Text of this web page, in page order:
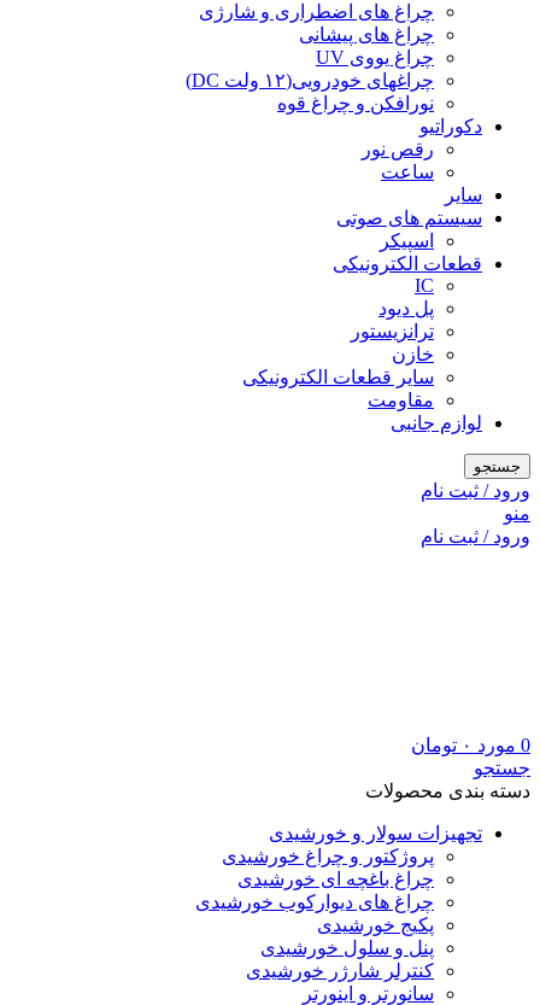
چراغ های اضطراری و شارژی
چراغ های پیشانی
چراغ یووی UV
چراغهای خودرویی(۱۲ ولت DC)
نورافکن و چراغ قوه
دکوراتیو
رقص نور
ساعت
سایر
سیستم های صوتی
اسپیکر
قطعات الکترونیکی
IC
پل دیود
ترانزیستور
خازن
سایر قطعات الکترونیکی
مقاومت
لوازم جانبی
جستجو
ورود / ثبت نام
منو
ورود / ثبت نام
0 مورد ۰ تومان
جستجو
دسته بندی محصولات
تجهیزات سولار و خورشیدی
پروژکتور و چراغ خورشیدی
چراغ باغچه ای خورشیدی
چراغ های دیوارکوب خورشیدی
پکیج خورشیدی
پنل و سلول خورشیدی
کنترلر شارژر خورشیدی
سانورتر و اینورتر